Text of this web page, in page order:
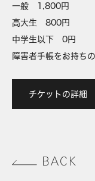
一般 1,800円
高大生 800円
中学生以下 0円
障害者手帳をお持ち
チケットの詳細
BACK